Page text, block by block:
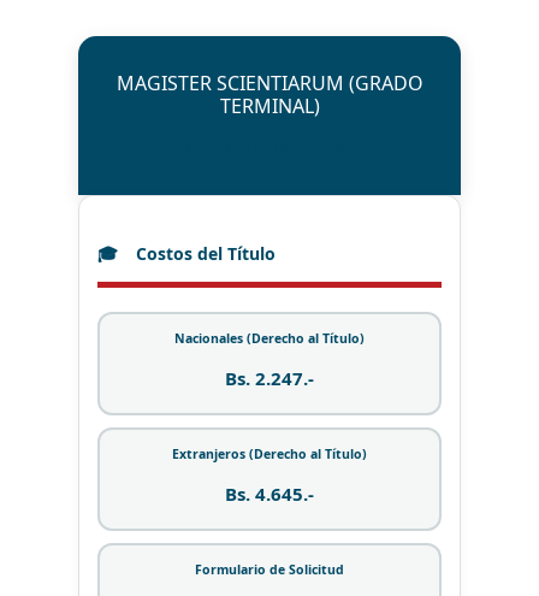
MAGISTER SCIENTIARUM (GRADO
TERMINAL)
Costos del Título
Nacionales (Derecho al Título)
Bs. 2.247.-
Extranjeros (Derecho al Título)
Bs. 4.645.-
Formulario de Solicitud